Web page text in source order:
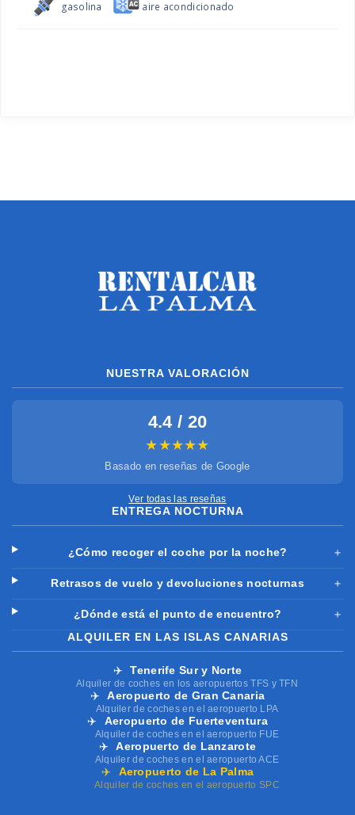
gasolina
aire acondicionado
NUESTRA VALORACIÓN
4.4 / 20
★★★★★
Basado en reseñas de Google
Ver todas las reseñas
ENTREGA NOCTURNA
¿Cómo recoger el coche por la noche? ＋
Retrasos de vuelo y devoluciones nocturnas ＋
¿Dónde está el punto de encuentro?
＋
ALQUILER EN LAS ISLAS CANARIAS
✈️ Tenerife Sur y Norte
Alquiler de coches en los aeropuertos TFS y TFN
✈️ Aeropuerto de Gran Canaria
Alquiler de coches en el aeropuerto LPA
✈️ Aeropuerto de Fuerteventura
Alquiler de coches en el aeropuerto FUE
✈️ Aeropuerto de Lanzarote
Alquiler de coches en el aeropuerto ACE
✈️ Aeropuerto de La Palma
Alquiler de coches en el aeropuerto SPC